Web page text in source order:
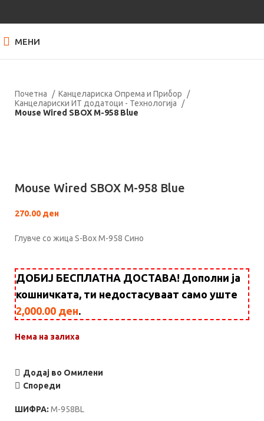
МЕНИ
Почетна
Канцелариска Опрема и Прибор
Канцелариски ИТ додатоци - Технологија
Mouse Wired SBOX M-958 Blue
Mouse Wired SBOX M-958 Blue
270.00 ден
Глувче со жица S-Box M-958 Сино
ДОБИЈ БЕСПЛАТНА ДОСТАВА! Дополни ја
кошничката, ти недостасуваат само уште
2,000.00 ден.
Нема на залиха
Додај во Омилени
Спореди
ШИФРА: M-958BL